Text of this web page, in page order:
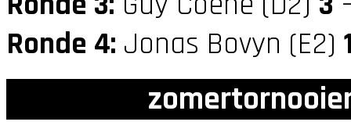
Ronde 4: Jonas Bovyn (E2)